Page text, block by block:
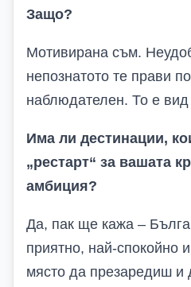
Защо?
Мотивирана съм.
непознатото те прави
наблюдателен. То е
Има ли дестинации,
„рестарт“ за вашата
амбиция?
Да, пак ще кажа –
приятно, най-спокойно
място да презаредиш